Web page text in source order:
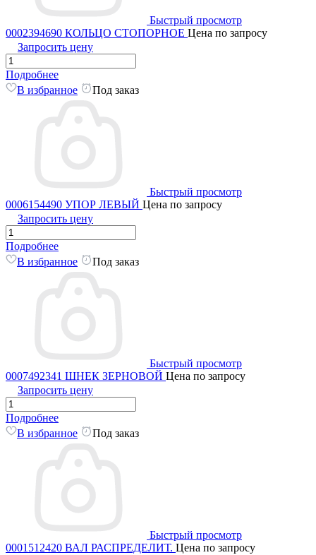
Быстрый просмотр
0002394690 КОЛЬЦО СТОПОРНОЕ Цена по запросу
Запросить цену
Подробнее
В избранное
Под заказ
Быстрый просмотр
0006154490 УПОР ЛЕВЫЙ Цена по запросу
Запросить цену
Подробнее
В избранное
Под заказ
Быстрый просмотр
0007492341 ШНЕК ЗЕРНОВОЙ Цена по запросу
Запросить цену
Подробнее
В избранное
Под заказ
Быстрый просмотр
0001512420 ВАЛ РАСПРЕДЕЛИТ. Цена по запросу